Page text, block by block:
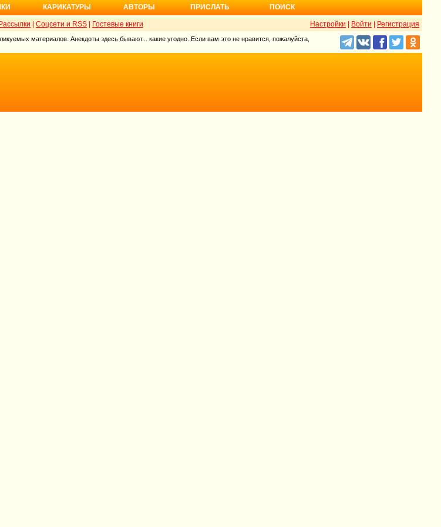
КАРИКАТУРЫ АВТОРЫ ПРИСЛАТЬ ПОИСК
Настройки Войти Регистрация
Рассылки Соцсети и RSS Гостевые книги
материалов. Анекдоты здесь бывают... какие угодно. Если вам это не нравится, пожалуйста,